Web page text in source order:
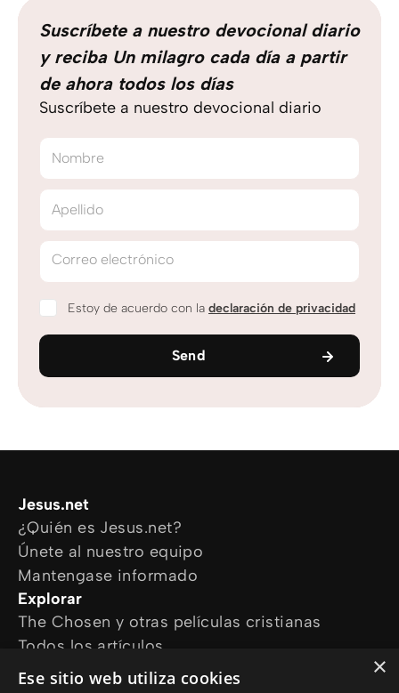
Suscríbete a nuestro devocional diario
y reciba Un milagro cada día a partir
de ahora todos los días
Suscríbete a nuestro devocional diario
Nombre
Apellido
Correo electrónico
Estoy de acuerdo con la declaración de privacidad
Send
Jesus.net
¿Quién es Jesus.net?
Únete al nuestro equipo
Mantengase informado
Explorar
The Chosen y otras películas cristianas
Todos los artículos
Cursos online
×
Ese sitio web utiliza cookies